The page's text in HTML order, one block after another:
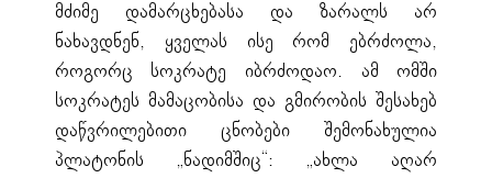
მძიმე დამარცხებასა და ზარალს არ
ნახავდნენ, ყველას ისე რომ ებრძოლა,
როგორც სოკრატე იბრძოდაო. ამ ომში
სოკრატეს მამაცობისა და გმირობის შესახებ
დაწვრილებითი ცნობები შემონახულია
პლატონის „ნადიმშიც“: „ახლა აღარ